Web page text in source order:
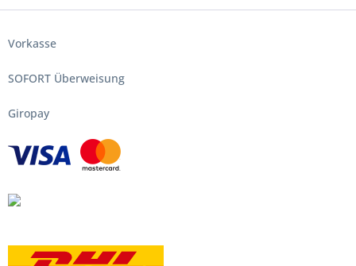
Vorkasse
SOFORT Überweisung
Giropay